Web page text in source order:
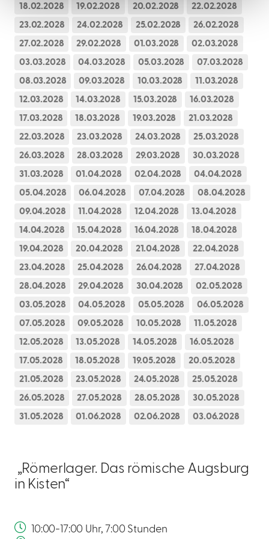
„Römerlager. Das römische Augsburg
in Kisten“
10:00-17:00 Uhr, 7:00 Stunden
18.02.2028 19.02.2028 20.02.2028 22.02.2028
23.02.2028 24.02.2028 25.02.2028 26.02.2028
27.02.2028 29.02.2028 01.03.2028 02.03.2028
03.03.2028 04.03.2028 05.03.2028 07.03.2028
08.03.2028 09.03.2028 10.03.2028 11.03.2028
12.03.2028 14.03.2028 15.03.2028 16.03.2028
17.03.2028 18.03.2028 19.03.2028 21.03.2028
22.03.2028 23.03.2028 24.03.2028 25.03.2028
26.03.2028 28.03.2028 29.03.2028 30.03.2028
31.03.2028 01.04.2028 02.04.2028 04.04.2028
05.04.2028 06.04.2028 07.04.2028 08.04.2028
09.04.2028 11.04.2028 12.04.2028 13.04.2028
14.04.2028 15.04.2028 16.04.2028 18.04.2028
19.04.2028 20.04.2028 21.04.2028 22.04.2028
23.04.2028 25.04.2028 26.04.2028 27.04.2028
28.04.2028 29.04.2028 30.04.2028 02.05.2028
03.05.2028 04.05.2028 05.05.2028 06.05.2028
07.05.2028 09.05.2028 10.05.2028 11.05.2028
12.05.2028 13.05.2028 14.05.2028 16.05.2028
17.05.2028 18.05.2028 19.05.2028 20.05.2028
21.05.2028 23.05.2028 24.05.2028 25.05.2028
26.05.2028 27.05.2028 28.05.2028 30.05.2028
31.05.2028 01.06.2028 02.06.2028 03.06.2028